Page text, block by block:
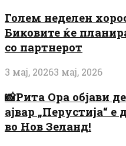
Голем неделен
Биковите ќе
со партнерот
3 мај, 20263 мај, 2026
📸Рита Ора објави
ајвар „Перустија“
во Нов Зеланд!